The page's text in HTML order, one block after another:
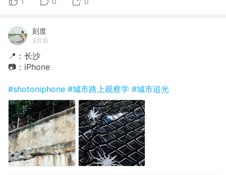
刻度
3月前
📍：长沙
📷：iPhone
#shotoniphone #城市路上观察学 #城市追光